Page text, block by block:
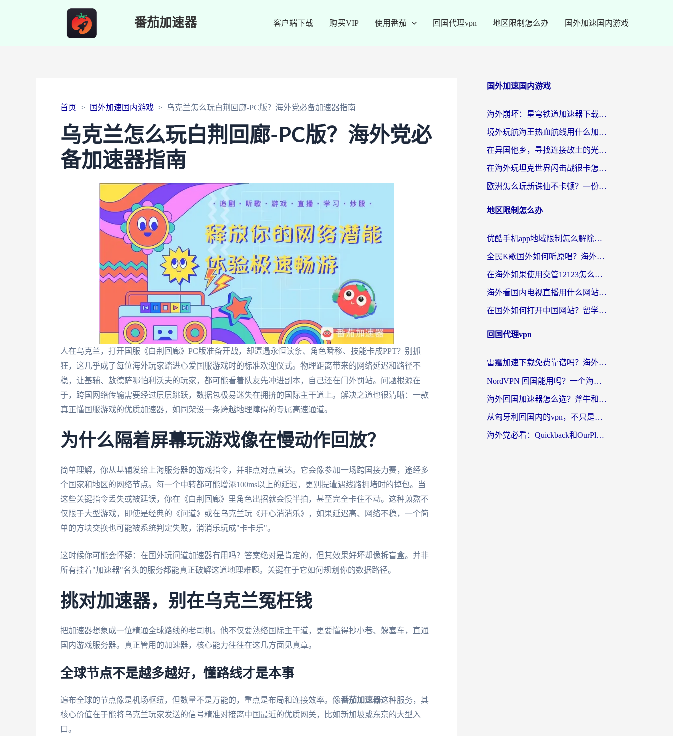
番茄加速器 客户端下载 购买VIP 使用番茄 回国代理vpn 地区限制怎么办 国外加速国内游戏
首页 国外加速国内游戏 乌克兰怎么玩白荆回廊-PC版？海外党必备加速器指南
乌克兰怎么玩白荆回廊-PC版？海外党必
备加速器指南
人在乌克兰，打开国服《白荆回廊》PC版准备开战，却遭遇永恒读条、角色瞬移、技能卡成PPT？别抓
狂，这几乎成了每位海外玩家踏进心爱国服游戏时的标准欢迎仪式。物理距离带来的网络延迟和路径不
稳，让基辅、敖德萨哪怕利沃夫的玩家，都可能看着队友先冲进副本，自己还在门外罚站。问题根源在
于，跨国网络传输需要经过层层跳跃，数据包极易迷失在拥挤的国际主干道上。解决之道也很清晰：一款
真正懂国服游戏的优质加速器，如同架设一条跨越地理障碍的专属高速通道。
为什么隔着屏幕玩游戏像在慢动作回放？
简单理解，你从基辅发给上海服务器的游戏指令，并非点对点直达。它会像参加一场跨国接力赛，途经多
个国家和地区的网络节点。每一个中转都可能增添100ms以上的延迟，更别提遭遇线路拥堵时的掉包。当
这些关键指令丢失或被延误，你在《白荆回廊》里角色出招就会慢半拍，甚至完全卡住不动。这种煎熬不
仅限于大型游戏，即使是经典的《问道》或在乌克兰玩《开心消消乐》，如果延迟高、网络不稳，一个简
单的方块交换也可能被系统判定失败，消消乐玩成"卡卡乐"。
这时候你可能会怀疑：在国外玩问道加速器有用吗？答案绝对是肯定的，但其效果好坏却像拆盲盒。并非
所有挂着"加速器"名头的服务都能真正破解这道地理难题。关键在于它如何规划你的数据路径。
挑对加速器，别在乌克兰冤枉钱
把加速器想象成一位精通全球路线的老司机。他不仅要熟络国际主干道，更要懂得抄小巷、躲塞车，直通
国内游戏服务器。真正管用的加速器，核心能力往往在这几方面见真章。
全球节点不是越多越好，懂路线才是本事
遍布全球的节点像是机场枢纽，但数量不是万能的，重点是布局和连接效率。像番茄加速器这种服务，其
核心价值在于能将乌克兰玩家发送的信号精准对接离中国最近的优质网关，比如新加坡或东京的大型入
口。
国外加速国内游戏
海外崩坏：星穹铁道加速器下载安装：一份给游子的终极网络指南
境外玩航海王热血航线用什么加速器？2026海外玩家实测最优方案（附欧洲问道堡垒前线加速技巧）
在异国他乡，寻找连接故土的光明大陆免费加速器
在海外玩坦克世界闪击战很卡怎么办？老玩家亲测有效的加速器选择指南
欧洲怎么玩新诛仙不卡顿？一份给海外游子的国服游戏畅玩指南
地区限制怎么办
优酷手机app地域限制怎么解除？海外党亲测有效的追剧方案
全民K歌国外如何听原唱？海外党亲测有效的回国加速器选择指南
在海外如果使用交管12123怎么处理？留学生亲测有效的回国加速方案
海外看国内电视直播用什么网站比较好？一篇解决你所有追剧难题的实用指南
在国外如何打开中国网站？留学生与海外华人的无缝访问指南
回国代理vpn
雷霆加速下载免费靠谱吗？海外党选回国加速器的避坑指南（附热门工具对比）
NordVPN 回国能用吗？一个海外用户必须面对的真实困境
海外回国加速器怎么选？斧牛和海龟哪个好？一篇帮你避开坑的实用指南
从匈牙利回国内的vpn，不只是为了刷剧那么简单
海外党必看：Quickback和OurPlay好用吗？3分钟选对回国加速器，无缝刷剧玩游戏